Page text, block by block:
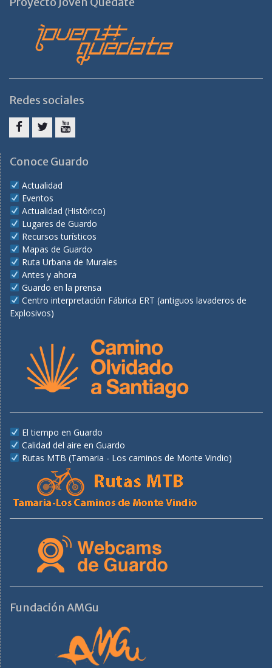
Redes sociales
Conoce Guardo
Actualidad
Eventos
Actualidad (Histórico)
Lugares de Guardo
Recursos turísticos
Mapas de Guardo
Ruta Urbana de Murales
Antes y ahora
Guardo en la prensa
Centro interpretación Fábrica ERT (antiguos lavaderos de
Explosivos)
El tiempo en Guardo
Calidad del aire en Guardo
Rutas MTB (Tamaria - Los caminos de Monte Vindio)
Fundación AMGu